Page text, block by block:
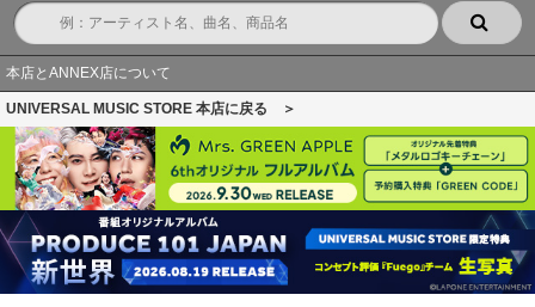
本店とANNEX店について
UNIVERSAL MUSIC STORE 本店に戻る ＞